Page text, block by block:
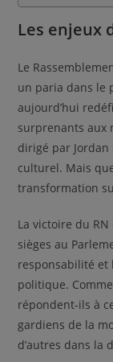
Les enjeux
Le
un paria dans le
aujourd’hui
surprenants aux
dirigé par
culturel. Mais
transformation
La victoire du
sièges au
responsabilité et
politique.
répondent-ils à
gardiens de la
d’autres dans la